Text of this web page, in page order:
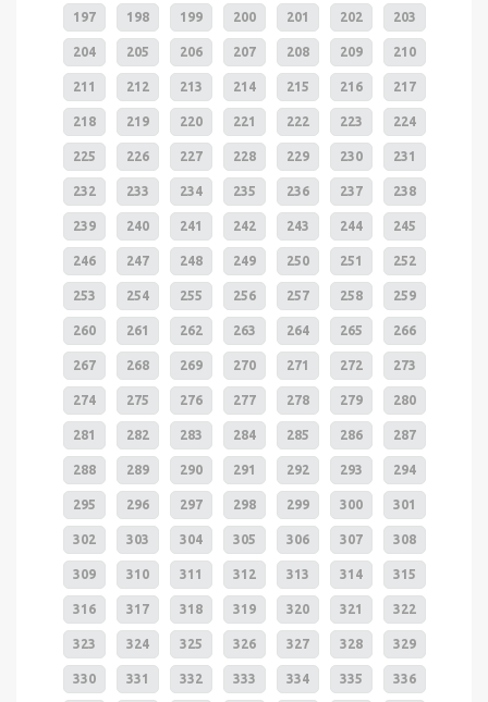
197 198 199 200 201 202 203
204 205 206 207 208 209 210
211 212 213 214 215 216 217
218 219 220 221 222 223 224
225 226 227 228 229 230 231
232 233 234 235 236 237 238
239 240 241 242 243 244 245
246 247 248 249 250 251 252
253 254 255 256 257 258 259
260 261 262 263 264 265 266
267 268 269 270 271 272 273
274 275 276 277 278 279 280
281 282 283 284 285 286 287
288 289 290 291 292 293 294
295 296 297 298 299 300 301
302 303 304 305 306 307 308
309 310 311 312 313 314 315
316 317 318 319 320 321 322
323 324 325 326 327 328 329
330 331 332 333 334 335 336